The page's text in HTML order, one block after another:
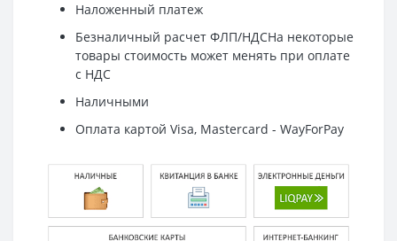
Наложенный платеж
Безналичный расчет ФЛП/НДСНа некоторые
товары стоимость может менять при оплате
с НДС
Наличными
Оплата картой Visa, Mastercard - WayForPay